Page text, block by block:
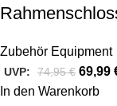
Zubehör Equipment
UVP: 74,95€ 69,99
In den Warenkorb